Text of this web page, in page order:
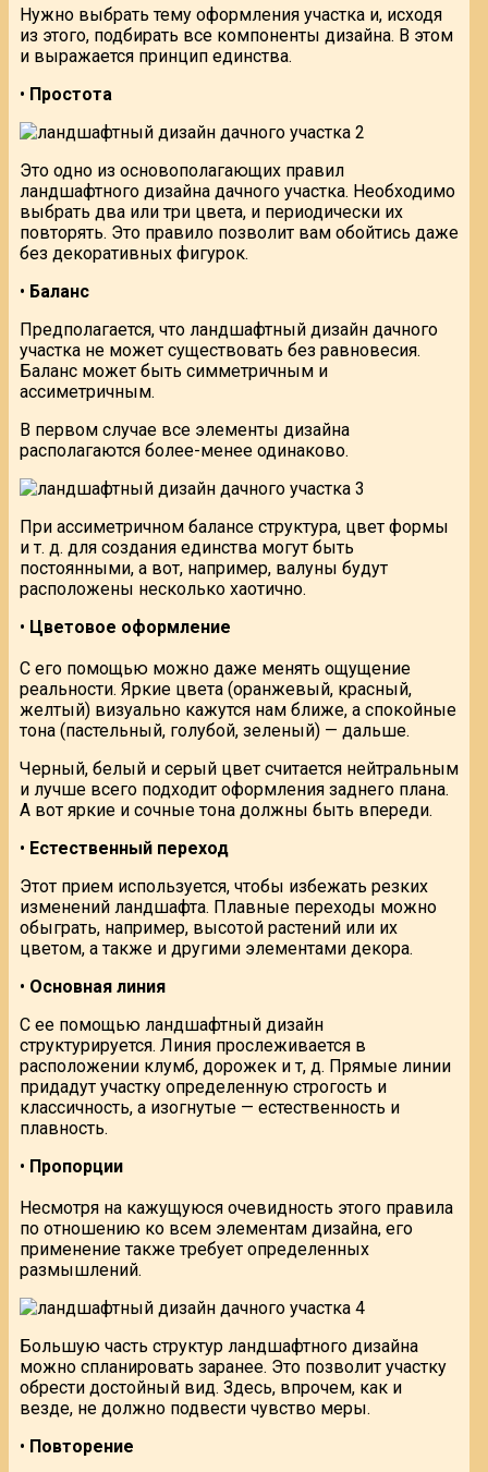
Нужно выбрать тему оформления участка и, исходя
из этого, подбирать все компоненты дизайна. В этом
и выражается принцип единства.
• Простота
Это одно из основополагающих правил
ландшафтного дизайна дачного участка. Необходимо
выбрать два или три цвета, и периодически их
повторять. Это правило позволит вам обойтись даже
без декоративных фигурок.
• Баланс
Предполагается, что ландшафтный дизайн дачного
участка не может существовать без равновесия.
Баланс может быть симметричным и
ассиметричным.
В первом случае все элементы дизайна
располагаются более-менее одинаково.
При ассиметричном балансе структура, цвет формы
и т. д. для создания единства могут быть
постоянными, а вот, например, валуны будут
расположены несколько хаотично.
• Цветовое оформление
С его помощью можно даже менять ощущение
реальности. Яркие цвета (оранжевый, красный,
желтый) визуально кажутся нам ближе, а спокойные
тона (пастельный, голубой, зеленый) — дальше.
Черный, белый и серый цвет считается нейтральным
и лучше всего подходит оформления заднего плана.
А вот яркие и сочные тона должны быть впереди.
• Естественный переход
Этот прием используется, чтобы избежать резких
изменений ландшафта. Плавные переходы можно
обыграть, например, высотой растений или их
цветом, а также и другими элементами декора.
• Основная линия
С ее помощью ландшафтный дизайн
структурируется. Линия прослеживается в
расположении клумб, дорожек и т, д. Прямые линии
придадут участку определенную строгость и
классичность, а изогнутые — естественность и
плавность.
• Пропорции
Несмотря на кажущуюся очевидность этого правила
по отношению ко всем элементам дизайна, его
применение также требует определенных
размышлений.
Большую часть структур ландшафтного дизайна
можно спланировать заранее. Это позволит участку
обрести достойный вид. Здесь, впрочем, как и
везде, не должно подвести чувство меры.
• Повторение